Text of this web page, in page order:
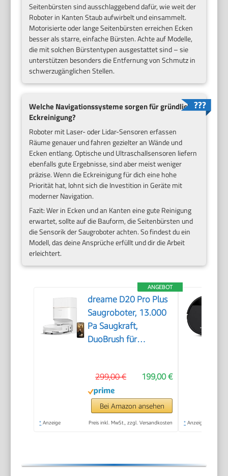
Seitenbürsten sind ausschlaggebend dafür, wie weit der
Roboter in Kanten Staub aufwirbelt und einsammelt.
Motorisierte oder lange Seitenbürsten erreichen Ecken
besser als starre, einfache Bürsten. Achte auf Modelle,
die mit solchen Bürstentypen ausgestattet sind – sie
unterstützen besonders die Entfernung von Schmutz in
schwerzugänglichen Stellen.
Welche Navigationssysteme sorgen für gründliche
Eckreinigung?
Roboter mit Laser- oder Lidar-Sensoren erfassen
Räume genauer und fahren gezielter an Wände und
Ecken entlang. Optische und Ultraschallsensoren liefern
ebenfalls gute Ergebnisse, sind aber meist weniger
präzise. Wenn die Eckreinigung für dich eine hohe
Priorität hat, lohnt sich die Investition in Geräte mit
moderner Navigation.
Fazit: Wer in Ecken und an Kanten eine gute Reinigung
erwartet, sollte auf die Bauform, die Seitenbürsten und
die Sensorik der Saugroboter achten. So findest du ein
Modell, das deine Ansprüche erfüllt und dir die Arbeit
erleichtert.
ANGEBOT
dreame D20 Pro Plus
Saugroboter, 13.000
Pa Saugkraft,
DuoBrush für
Hindernisverm. m.
LDS-Navigation &
Laser, saugt und
wischt, Hartböden &
199,00 €
299,00 €
Bei Amazon ansehen
* Anzeige Preis inkl. MwSt., zzgl. Versandkosten * Anzeige